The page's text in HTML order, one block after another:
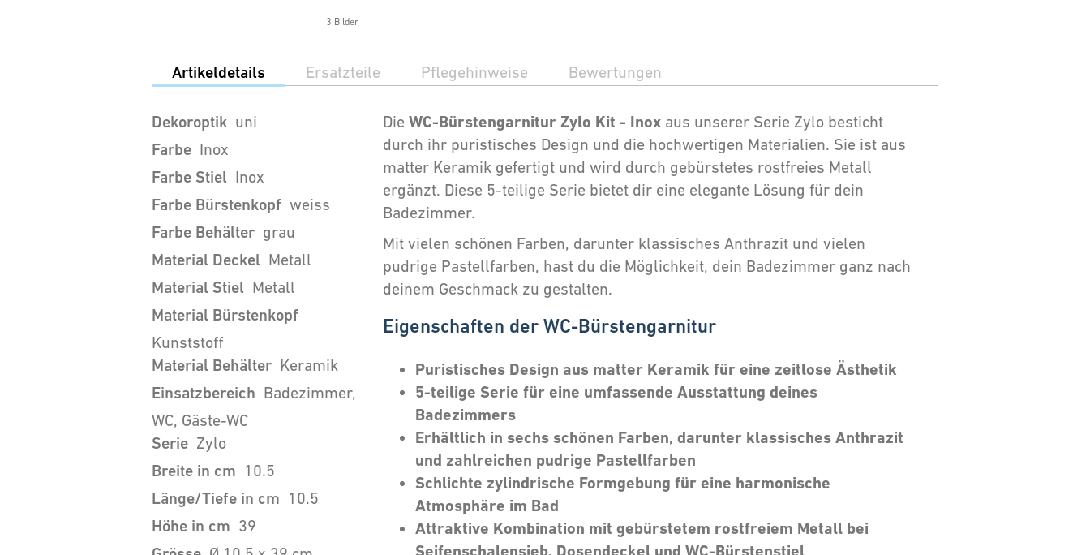
3 Bilder
Artikeldetails Ersatzteile Pflegehinweise Bewertungen
Dekoroptik uni
Farbe Inox
Farbe Stiel Inox
Farbe Bürstenkopf weiss
Farbe Behälter grau
Material Deckel Metall
Material Stiel Metall
Material Bürstenkopf
Kunststoff
Material Behälter Keramik
Einsatzbereich Badezimmer,
WC, Gäste-WC
Serie Zylo
Breite in cm 10.5
Länge/Tiefe in cm 10.5
Höhe in cm 39
Die WC-Bürstengarnitur Zylo Kit - Inox aus unserer Serie Zylo besticht
durch ihr puristisches Design und die hochwertigen Materialien. Sie ist aus
matter Keramik gefertigt und wird durch gebürstetes rostfreies Metall
ergänzt. Diese 5-teilige Serie bietet dir eine elegante Lösung für dein
Badezimmer.
Mit vielen schönen Farben, darunter klassisches Anthrazit und vielen
pudrige Pastellfarben, hast du die Möglichkeit, dein Badezimmer ganz nach
deinem Geschmack zu gestalten.
Eigenschaften der WC-Bürstengarnitur
Puristisches Design aus matter Keramik für eine zeitlose Ästhetik
5-teilige Serie für eine umfassende Ausstattung deines
Badezimmers
Erhältlich in sechs schönen Farben, darunter klassisches Anthrazit
und zahlreichen pudrige Pastellfarben
Schlichte zylindrische Formgebung für eine harmonische
Atmosphäre im Bad
Attraktive Kombination mit gebürstetem rostfreiem Metall bei
Seifenschalensieb, Dosendeckel und WC-Bürstenstiel